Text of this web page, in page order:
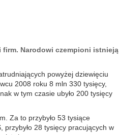
firm. Narodowi czempioni istnieją
powyżej dziewięciu
2008 roku 8 mln 330 tysięcy,
w tym czasie ubyło 200 tysięcy
Za to przybyło 53 tysiące
28 tysięcy pracujących w